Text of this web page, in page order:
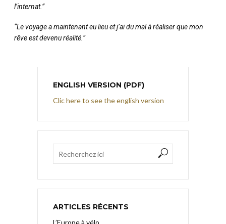
l’internat.”
“Le voyage a maintenant eu lieu et j’ai du mal à réaliser que mon
rêve est devenu réalité.”
ENGLISH VERSION (PDF)
Clic here to see the english version
ARTICLES RÉCENTS
L’Europe à vélo